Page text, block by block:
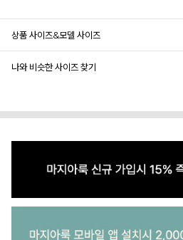
상품 사이즈&모델 사이즈
나와 비슷한 사이즈 찾기